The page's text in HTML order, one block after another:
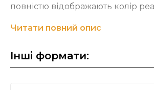
повністю відображають колір
* Витрата плитки вказано з
Компанія NELISSEN Brickworks
Читати повний опис
Інші формати: